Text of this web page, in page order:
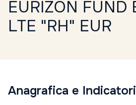
EURIZON FUND
LTE "RH" EUR
Anagrafica e Indicatori